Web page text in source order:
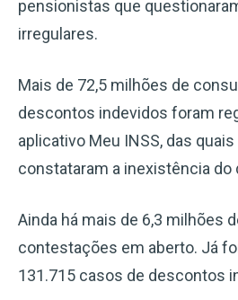
pensionistas que
irregulares.
Mais de 72,5 milhões de
descontos indevidos foram
aplicativo Meu INSS, das
constataram a inexistência do
Ainda há mais de 6,3 milhões
contestações em aberto. Já
131.715 casos de descontos